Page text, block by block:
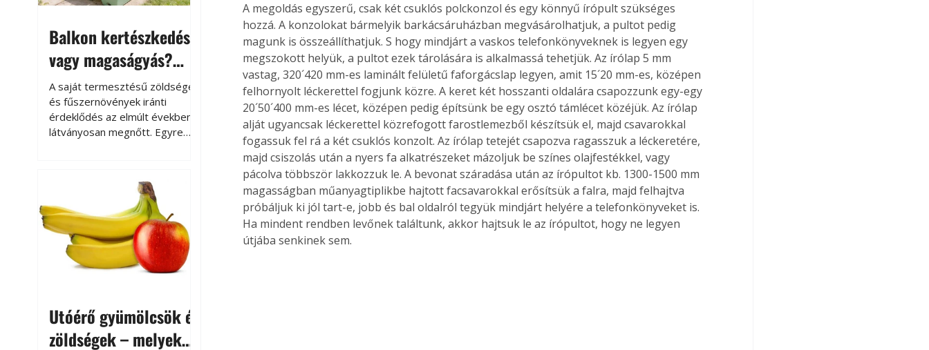
Balkon kertészkedés
vagy magaságyás?
Helytakarékos
kertészkedés
A saját termesztésű zöldségek
és fűszernövények iránti
érdeklődés az elmúlt években
látványosan megnőtt. Egyre
kertészkedés sokak számára
kikapcsolódást és feltöltődést
is jelent.
Utóérő gyümölcsök és
zöldségek – melyek
A megoldás egyszerű, csak két csuklós polckonzol és egy könnyű írópult szükséges
hozzá. A konzolokat bármelyik barkácsáruházban megvásárolhatjuk, a pultot pedig
magunk is összeállíthatjuk. S hogy mindjárt a vaskos telefonkönyveknek is legyen egy
megszokott helyük, a pultot ezek tárolására is alkalmassá tehetjük. Az írólap 5 mm
vastag, 320´420 mm-es laminált felületű faforgácslap legyen, amit 15´20 mm-es, középen
felhornyolt léckerettel fogjunk közre. A keret két hosszanti oldalára csapozzunk egy-egy
20´50´400 mm-es lécet, középen pedig építsünk be egy osztó támlécet közéjük. Az írólap
alját ugyancsak léckerettel közrefogott farostlemezből készítsük el, majd csavarokkal
fogassuk fel rá a két csuklós konzolt. Az írólap tetejét csapozva ragasszuk a léckeretére,
majd csiszolás után a nyers fa alkatrészeket mázoljuk be színes olajfestékkel, vagy
pácolva többször lakkozzuk le. A bevonat száradása után az írópultot kb. 1300-1500 mm
magasságban műanyagtiplikbe hajtott facsavarokkal erősítsük a falra, majd felhajtva
próbáljuk ki jól tart-e, jobb és bal oldalról tegyük mindjárt helyére a telefonkönyveket is.
Ha mindent rendben levőnek találtunk, akkor hajtsuk le az írópultot, hogy ne legyen
útjába senkinek sem.